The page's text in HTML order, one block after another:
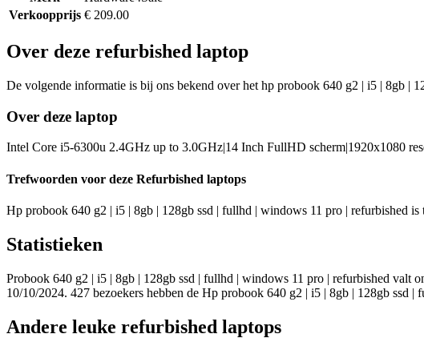
Verkoopprijs € 209.00
Over deze refurbished laptop
De volgende informatie is bij ons bekend over het hp probook 640 g2 | i5 | 8gb |
Over deze laptop
Intel Core i5-6300u 2.4GHz up to 3.0GHz|14 Inch FullHD scherm|1920x1080
Trefwoorden voor deze Refurbished laptops
Hp probook 640 g2 | i5 | 8gb | 128gb ssd | fullhd | windows 11 pro | refurbished
Statistieken
Probook 640 g2 | i5 | 8gb | 128gb ssd | fullhd | windows 11 pro | refurbished valt
10/10/2024. 427 bezoekers hebben de Hp probook 640 g2 | i5 | 8gb | 128gb ssd |
Andere leuke refurbished laptops